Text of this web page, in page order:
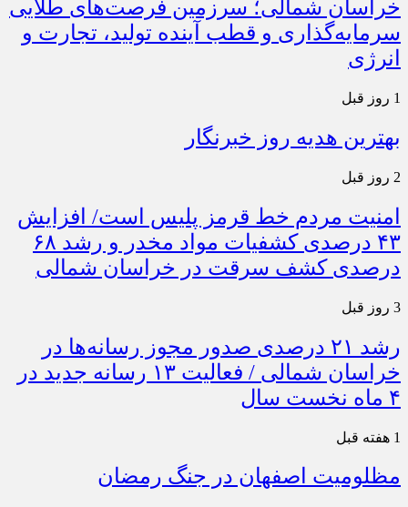
خراسان شمالی؛ سرزمین فرصت‌های طلایی
سرمایه‌گذاری و قطب آینده تولید، تجارت و
انرژی
1 روز قبل
بهترین هدیه روز خبرنگار
2 روز قبل
امنیت مردم خط قرمز پلیس است/ افزایش
۴۳ درصدی کشفیات مواد مخدر و رشد ۶۸
درصدی کشف سرقت در خراسان شمالی
3 روز قبل
رشد ۲۱ درصدی صدور مجوز رسانه‌ها در
خراسان شمالی / فعالیت ۱۳ رسانه جدید در
۴ ماه نخست سال
1 هفته قبل
مظلومیت اصفهان در جنگ رمضان